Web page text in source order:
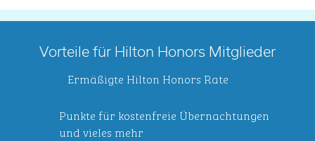
Vorteile für Hilton Honors Mitglieder
Ermäßigte Hilton Honors Rate
Punkte für kostenfreie Übernachtungen
und vieles mehr